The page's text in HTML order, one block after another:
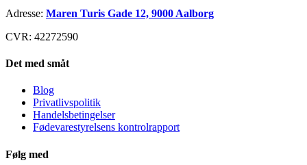
Adresse: Maren Turis Gade 12, 9000 Aalborg
CVR: 42272590
Det med småt
Blog
Privatlivspolitik
Handelsbetingelser
Fødevarestyrelsens kontrolrapport
Følg med